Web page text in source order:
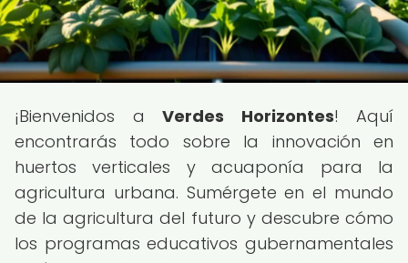
¡Bienvenidos a Verdes Horizontes! Aquí
encontrarás todo sobre la innovación en
huertos verticales y acuaponía para la
agricultura urbana. Sumérgete en el mundo
de la agricultura del futuro y descubre cómo
los programas educativos gubernamentales